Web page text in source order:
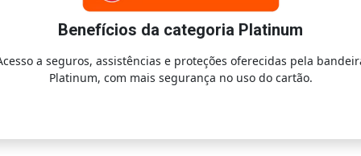
Benefícios da categoria Platinum
a seguros, assistências e proteções oferecidas pela
Platinum, com mais segurança no uso do cartão.